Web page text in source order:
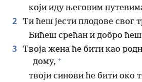
који иду његовим
2 Ти ћеш јести плодове свог
Бићеш срећан и добро
3 Твоја жена ће бити као
дому, +
твоји синови ће бити око